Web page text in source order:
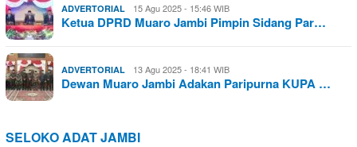
ADVERTORIAL 15 Agu 2025 - 15:46 WIB
Ketua DPRD Muaro Jambi Pimpin Sidang Par…
ADVERTORIAL 13 Agu 2025 - 18:41 WIB
Dewan Muaro Jambi Adakan Paripurna KUPA …
SELOKO ADAT JAMBI